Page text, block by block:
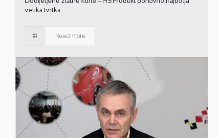
velika tvrtka
Read more